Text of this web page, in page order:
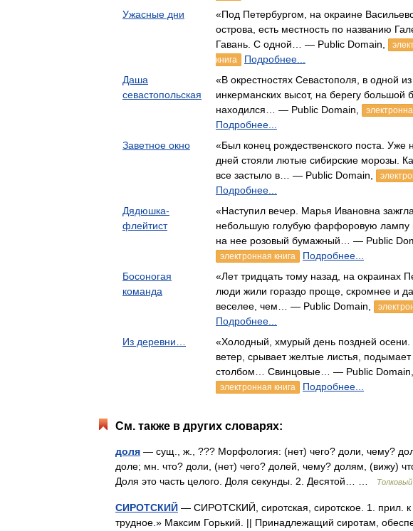
Ужасные дни
«Под Петербургом, на окраине
острова, есть местность по названию
Гавань. С одной… — Public Domain,
книга
Подробнее...
Даша
севастопольская
«В окрестностях Севастополя, в одной из
инкерманских высот, на берегу большой
находился… — Public Domain,
Подробнее...
Заветное окно
«Был конец рождественского поста. Уже
дней стояли лютые сибирские морозы.
все застыло в… — Public Domain,
Подробнее...
Дядюшка-
флейтист
«Наступил вечер. Марья Ивановна зажгла
небольшую голубую фарфоровую лампу
на нее розовый бумажный… — Public
электронная книга Подробнее...
Босоногая
команда
«Лет тридцать тому назад, на окраинах
люди жили гораздо проще, скромнее и
веселее, чем… — Public Domain,
Подробнее...
Из деревни…
«Холодный, хмурый день поздней осени.
ветер, срывает желтые листья,
столбом… Свинцовые… — Public Domain,
электронная книга Подробнее...
См. также в других словарях:
доля — сущ., ж., ??? Морфология: (нет) чего? доли, чему?
доле; мн. что? доли, (нет) чего? долей, чему? долям, (вижу)
Доля это часть целого. Доля секунды. 2. Десятой… …
СИРОТСКИЙ — СИРОТСКИЙ, сиротская, сиротское. 1. прил. к
трудное.» Максим Горький. || Принадлежащий сиротам,